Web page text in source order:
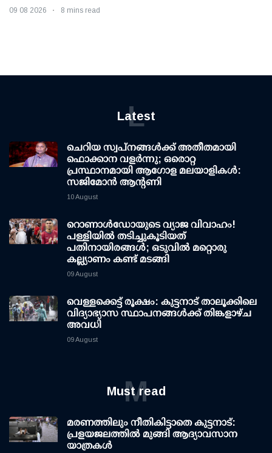
09 08 2026 8 mins read
Latest
L
ചെറിയ സ്വപ്നങ്ങൾക്ക് അതീതമായി
ഫൊക്കാന വളർന്നു; ഒരൊറ്റ
പ്രസ്ഥാനമായി ആഗോള മലയാളികൾ:
സജിമോൻ ആന്റണി
10 August
റൊണാള്‍ഡോയുടെ വ്യാജ വിവാഹം!
പള്ളിയില്‍ തടിച്ചുകൂടിയത്
പതിനായിരങ്ങള്‍; ഒടുവില്‍ മറ്റൊരു
കല്ല്യാണം കണ്ട് മടങ്ങി
09 August
വെള്ളക്കെട്ട് രൂക്ഷം: കുട്ടനാട് താലൂക്കിലെ
വിദ്യാഭ്യാസ സ്ഥാപനങ്ങള്‍ക്ക് തിങ്കളാഴ്ച
അവധി
09 August
Must read
M
മരണത്തിലും നീതികിട്ടാതെ കുട്ടനാട്:
പ്രളയജലത്തില്‍ മുങ്ങി ആദ്യാവസാന
യാത്രകള്‍